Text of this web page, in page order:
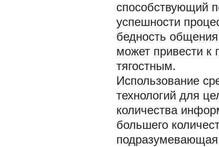
способствующий
успешности
бедность
может привести к
тягостным.
Использование
технологий для
количества
большего